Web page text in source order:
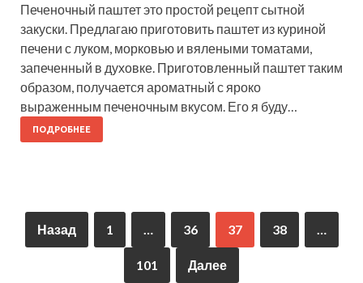
Печеночный паштет это простой рецепт сытной
закуски. Предлагаю приготовить паштет из куриной
печени с луком, морковью и вялеными томатами,
запеченный в духовке. Приготовленный паштет таким
образом, получается ароматный с яроко
выраженным печеночным вкусом. Его я буду…
ПОДРОБНЕЕ
Назад 1 36 37 38
101 Далее